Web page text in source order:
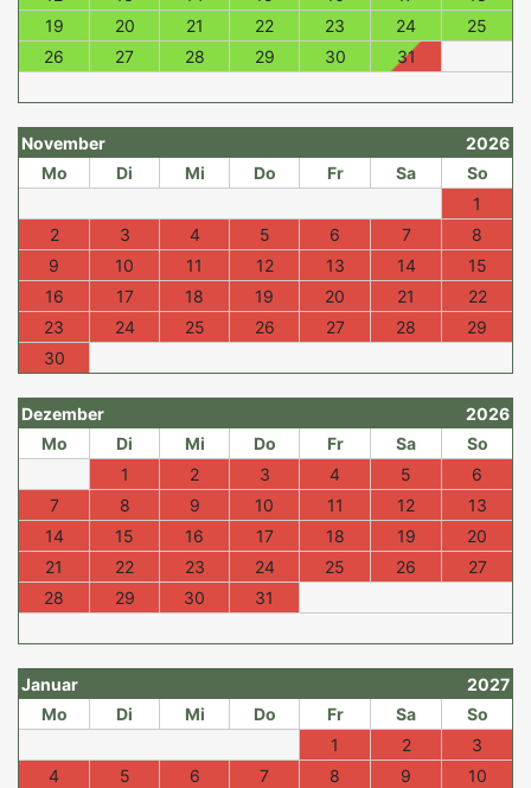
19
20 21 22 23 24
25
26
27 28 29 30 31
November
2026
Mo
Di Mi Do Fr Sa
So
1
2
3 4 5 6 7
8
9
10 11 12 13 14
15
16
17 18 19 20 21
22
23
24 25 26 27 28
29
30
Dezember
2026
Mo
Di Mi Do Fr Sa
So
1
2 3 4 5
6
7
8 9 10 11 12
13
14
15 16 17 18 19
20
21
22 23 24 25 26
27
28
29 30 31
Januar
2027
Mo
Di Mi Do Fr Sa
So
1
2
3
4
5 6 7 8 9
10